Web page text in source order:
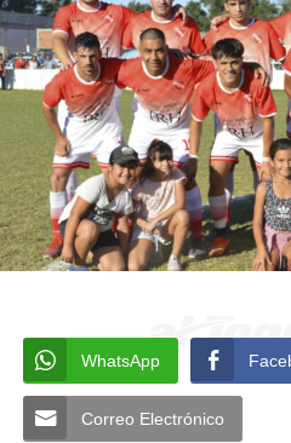
WhatsApp
Correo Electrónico